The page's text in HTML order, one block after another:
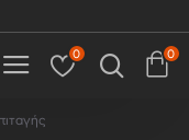
0 0